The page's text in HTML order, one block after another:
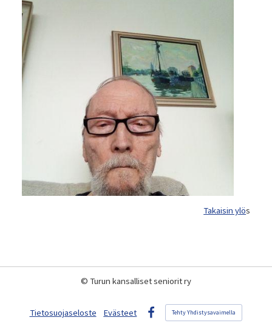
Takaisin ylös
© Turun kansalliset seniorit ry
Tietosuojaseloste
Evästeet
Tehty Yhdistysavaimella